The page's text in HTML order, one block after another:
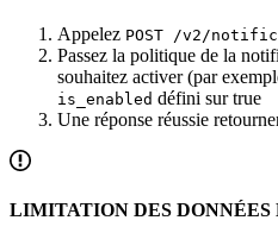
Appelez POST /v2/
Passez la politique de la
souhaitez activer (par
is_enabled défini sur true
Une réponse réussie
LIMITATION DES DONNÉES